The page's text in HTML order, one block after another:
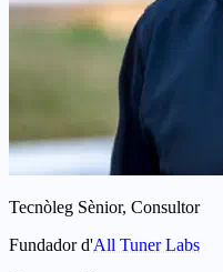
Tecnòleg Sènior, Consultor
Fundador d'All Tuner Labs